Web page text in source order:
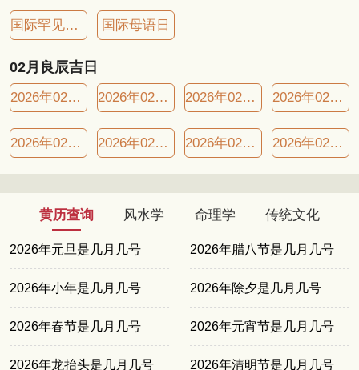
国际罕见病日 国际母语日
02月良辰吉日
2026年02月07日良辰吉日 2026年02月10日良辰吉日 2026年02月11日良辰吉日 2026年02月14日良辰吉日
2026年02月19日良辰吉日 2026年02月22日良辰吉日 2026年02月25日良辰吉日 2026年02月26日良辰吉日
黄历查询 风水学 命理学 传统文化
2026年元旦是几月几号 2026年腊八节是几月几号
2026年小年是几月几号 2026年除夕是几月几号
2026年春节是几月几号 2026年元宵节是几月几号
2026年龙抬头是几月几号 2026年清明节是几月几号